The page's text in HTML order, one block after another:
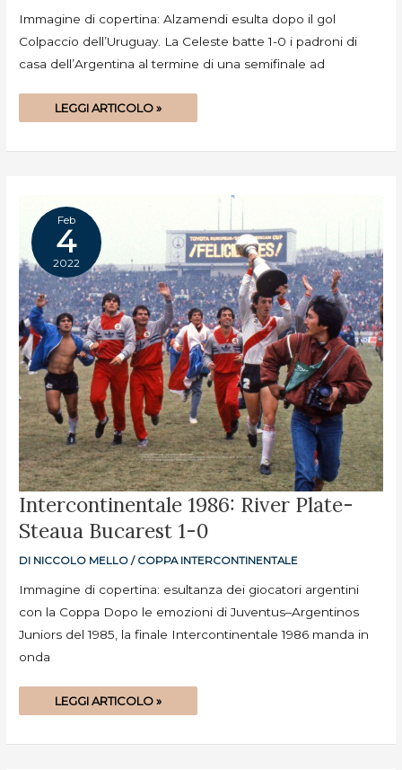
Immagine di copertina: Alzamendi esulta dopo il gol
Colpaccio dell’Uruguay. La Celeste batte 1-0 i padroni di
casa dell’Argentina al termine di una semifinale ad
LEGGI ARTICOLO »
Feb
4
2022
Intercontinentale 1986: River Plate-
Steaua Bucarest 1-0
DI NICCOLO MELLO/ COPPA INTERCONTINENTALE
Immagine di copertina: esultanza dei giocatori argentini
con la Coppa Dopo le emozioni di Juventus–Argentinos
Juniors del 1985, la finale Intercontinentale 1986 manda in
onda
INTERCONTINENTALE
1986:
PLATE-
STEAUA
1-
LEGGI ARTICOLO »